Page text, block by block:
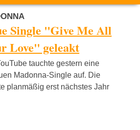
Single "Give Me All
Love" geleakt
tauchte gestern eine
Madonna-Single auf. Die
planmäßig erst nächstes Jahr